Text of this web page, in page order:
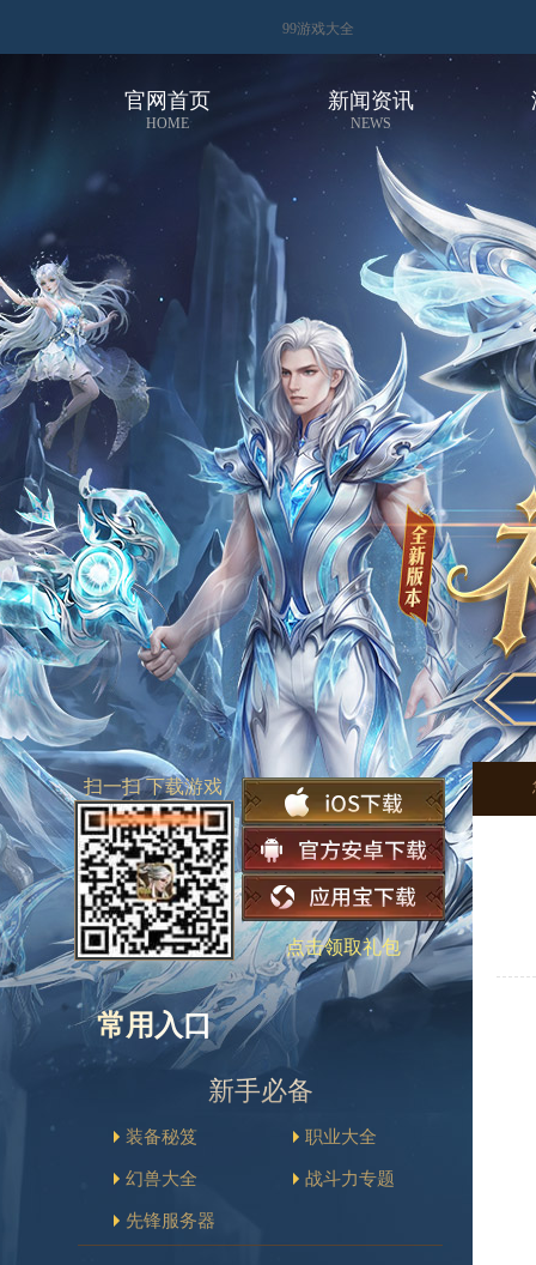
99游戏大全
官网首页
HOME
新闻资讯
NEWS
扫一扫 下载游戏
点击领取礼包
常用入口
新手必备
装备秘笈 职业大全
幻兽大全 战斗力专题
先锋服务器